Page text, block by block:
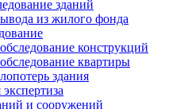
зданий
из жилого фонда
конструкций
квартиры
здания
и сооружений